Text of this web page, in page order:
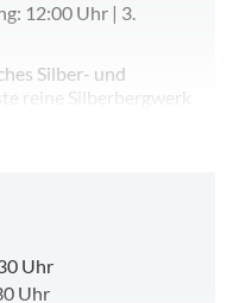
12:00 Uhr | 3.
Silber- und
reine Silberbergwerk
Juni 1463. Aufgrund
1962
damit, das Bergwerk
Uhr
Uhr